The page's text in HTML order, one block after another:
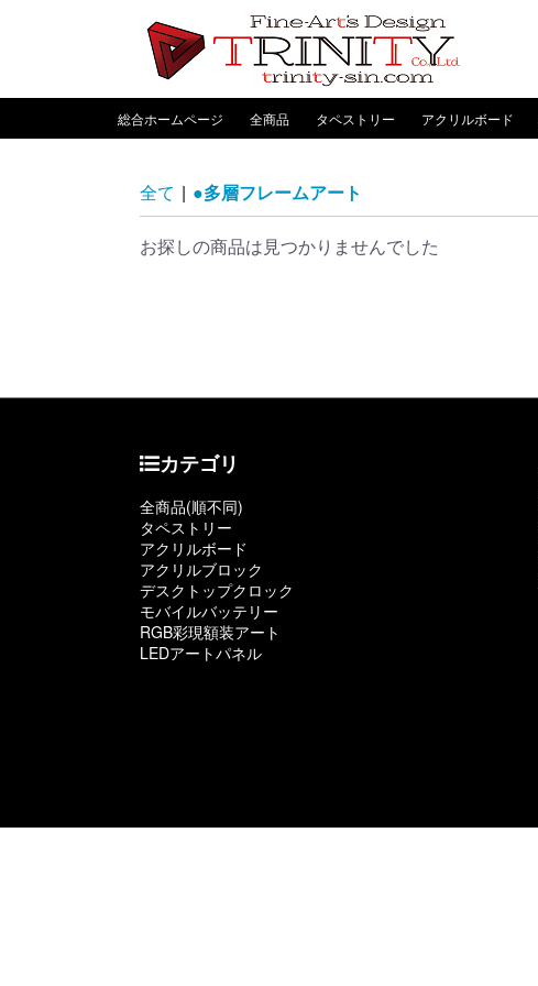
総合ホームページ 全商品 タペストリー アクリルボード
全て | ●多層フレームアート
お探しの商品は見つかりませんでした
カテゴリ
全商品(順不同)
タペストリー
アクリルボード
アクリルブロック
デスクトップクロック
モバイルバッテリー
RGB彩現額装アート
LEDアートパネル